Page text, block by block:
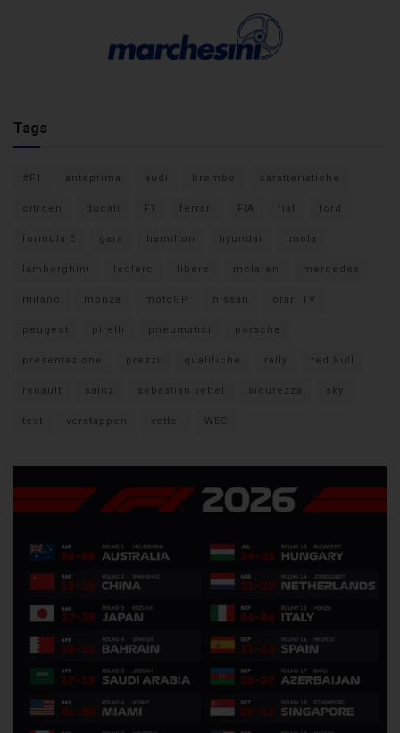
Tags
#F1 anteprima audi brembo caratteristiche
citroen ducati F1 ferrari FIA fiat ford
formula E gara hamilton hyundai imola
lamborghini leclerc libere mclaren mercedes
milano monza motoGP nissan orari TV
peugeot pirelli pneumatici porsche
presentazione prezzi qualifiche rally red bull
renault sainz sebastian vettel sicurezza sky
test verstappen vettel WEC